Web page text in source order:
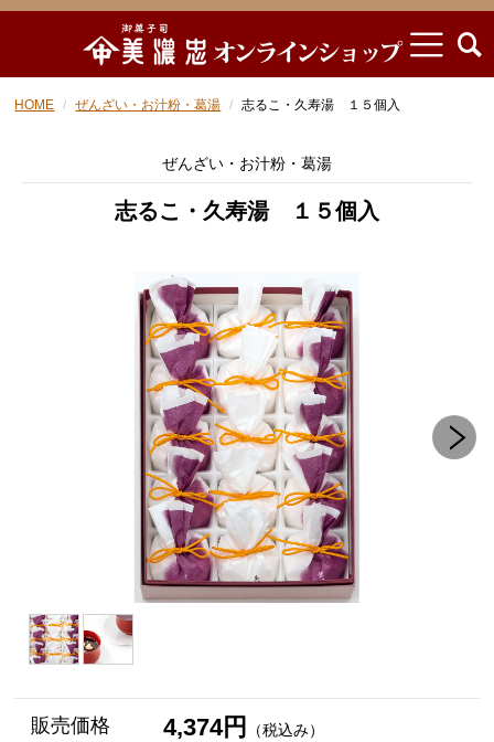
HOME ぜんざい・お汁粉・葛湯 志るこ・久寿湯 １５個入
ぜんざい・お汁粉・葛湯
志るこ・久寿湯 １５個入
販売価格 4,374円 （税込み）